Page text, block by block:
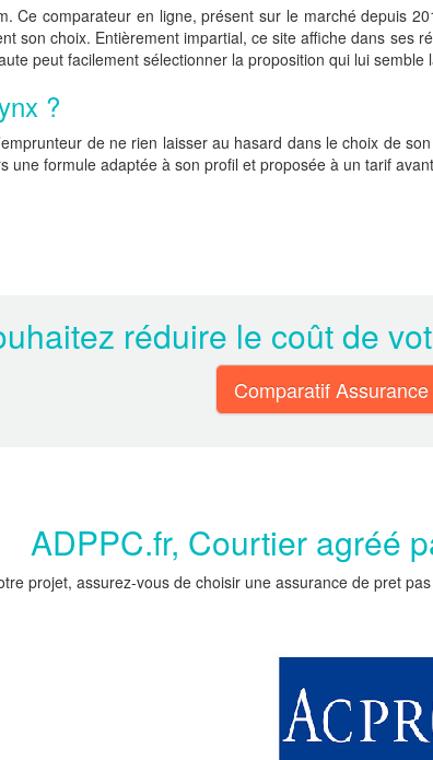
Ce comparateur en ligne, présent sur le marché depuis
son choix. Entièrement impartial, ce site affiche dans
peut facilement sélectionner la proposition qui lui semble
?
de ne rien laisser au hasard dans le choix de
une formule adaptée à son profil et proposée à un tarif
réduire le coût de
Comparatif
ADPPC.fr, Courtier agréé
projet, assurez-vous de choisir une assurance de pret